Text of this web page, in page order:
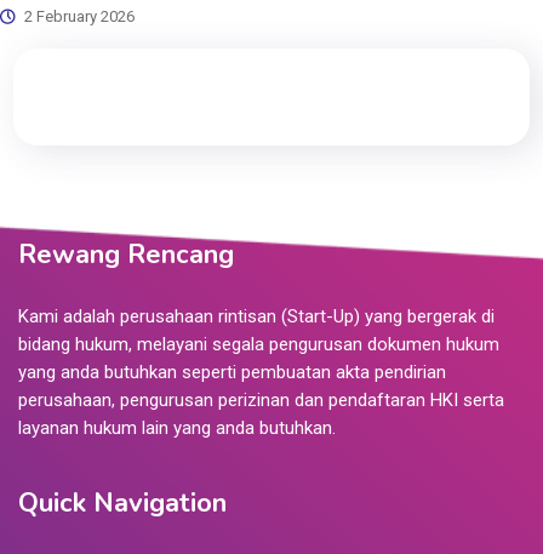
2 February 2026
Rewang Rencang
Kami adalah perusahaan rintisan (Start-Up) yang bergerak di
bidang hukum, melayani segala pengurusan dokumen hukum
yang anda butuhkan seperti pembuatan akta pendirian
perusahaan, pengurusan perizinan dan pendaftaran HKI serta
layanan hukum lain yang anda butuhkan.
Quick Navigation